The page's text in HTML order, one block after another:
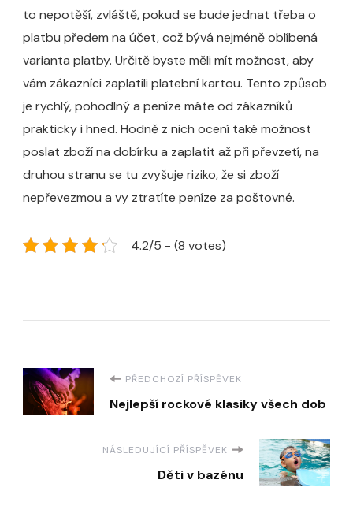
to nepotěší, zvláště, pokud se bude jednat třeba o
platbu předem na účet, což bývá nejméně oblíbená
varianta platby. Určitě byste měli mít možnost, aby
vám zákazníci zaplatili platební kartou. Tento způsob
je rychlý, pohodlný a peníze máte od zákazníků
prakticky i hned. Hodně z nich ocení také možnost
poslat zboží na dobírku a zaplatit až při převzetí, na
druhou stranu se tu zvyšuje riziko, že si zboží
nepřevezmou a vy ztratíte peníze za poštovné.
4.2/5 - (8 votes)
Navigace
příspěvku
PŘEDCHOZÍ PŘÍSPĚVEK
Nejlepší rockové klasiky všech dob
NÁSLEDUJÍCÍ PŘÍSPĚVEK
Děti v bazénu